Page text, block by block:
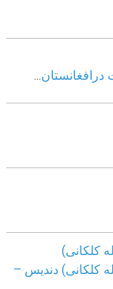
درافغانستان
کلکانی)
کلکانی) دندیس –